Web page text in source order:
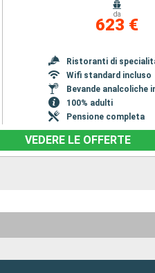
da
623 €
Ristoranti di
Wifi standard incluso
Bevande analcoliche
100% adulti
Pensione completa
VEDERE LE OFFERTE